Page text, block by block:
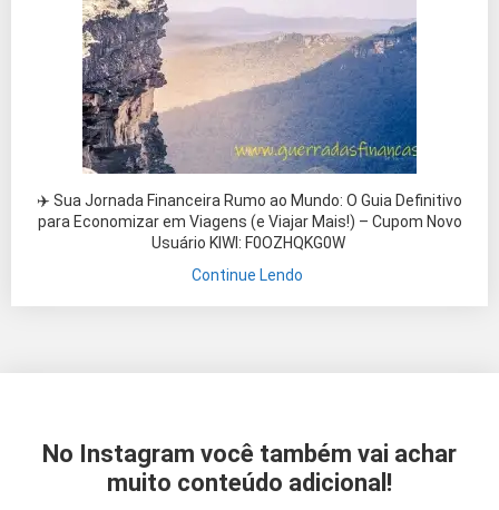
✈️ Sua Jornada Financeira Rumo ao Mundo: O Guia Definitivo
para Economizar em Viagens (e Viajar Mais!) – Cupom Novo
Usuário KIWI: F0OZHQKG0W
Continue Lendo
No Instagram você também vai achar
muito conteúdo adicional!